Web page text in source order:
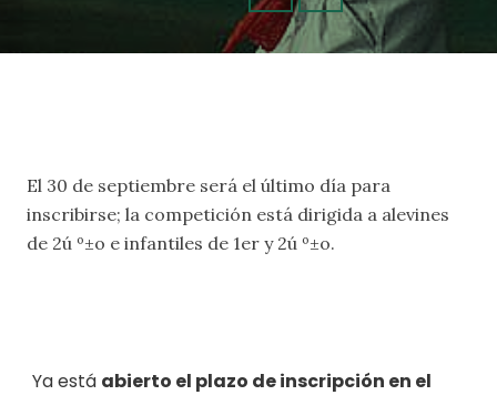
El 30 de septiembre será el último día para
inscribirse; la competición está dirigida a alevines
de 2ú º±o e infantiles de 1er y 2ú º±o.
Ya está abierto el plazo de inscripción en el